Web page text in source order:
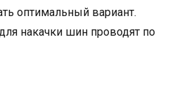
оптимальный вариант.
накачки шин проводят по